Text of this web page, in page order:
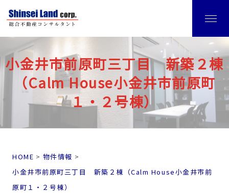
小金井市前原町三丁目 新築２棟
（Calm House小金井市前原町
１・２号棟）
HOME
物件情報
小金井市前原町三丁目 新築２棟（Calm House小金井市前
原町１・２号棟）